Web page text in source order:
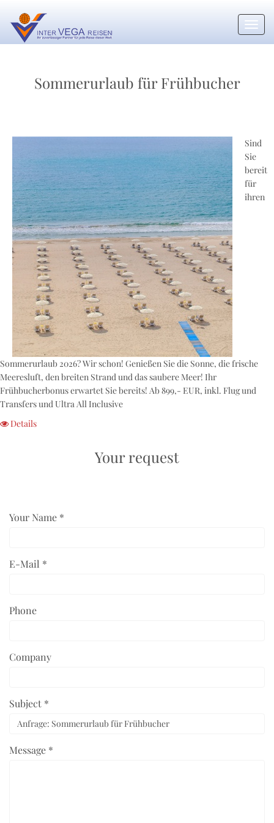
Sommerurlaub für Frühbucher
Sind
Sie
bereit
für
ihren
Sommerurlaub 2026? Wir schon! Genießen Sie die Sonne, die frische
Meeresluft, den breiten Strand und das saubere Meer! Ihr
Frühbucherbonus erwartet Sie bereits! Ab 899,- EUR, inkl. Flug und
Transfers und Ultra All Inclusive
Details
Your request
Your Name *
E-Mail *
Phone
Company
Subject *
Message *